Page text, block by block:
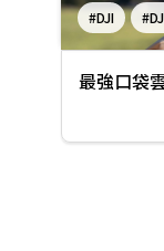
#DJI
最強口袋